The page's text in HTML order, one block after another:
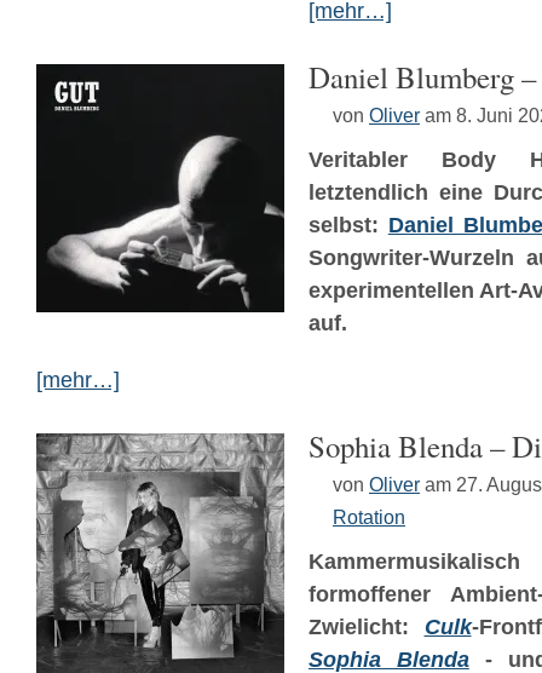
[mehr…]
Daniel Blumberg
von Oliver am 8. Juni
Veritabler Body
letztendlich eine
selbst: Daniel
Songwriter-Wurzeln
experimentellen Art-
auf.
[mehr…]
Sophia Blenda –
von Oliver am 27.
Rotation
formoffener
Zwielicht: Culk-
Sophia Blenda-